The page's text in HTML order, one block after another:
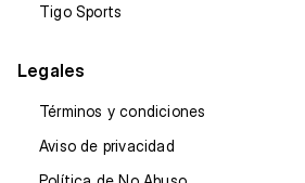
Tigo Sports
Legales
Términos y condiciones
Aviso de privacidad